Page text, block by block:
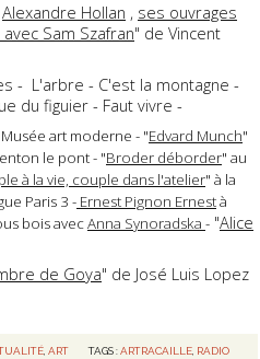
Alexandre Hollan , ses ouvrages
Sam Szafran" de Vincent
- L'arbre - C'est la montagne -
du figuier - Faut vivre -
art moderne - "Edvard Munch"
le pont - "Broder déborder" au
à la vie, couple dans l'atelier" à la
Paris 3 - Ernest Pignon Ernestà
bois avecAnna Synoradska - "Alice
de Goya" de José Luis Lopez
, ART TAGS :ARTRACAILLE, RADIO